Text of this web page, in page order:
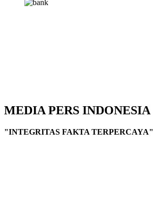
MEDIA PERS INDONESIA
"INTEGRITAS FAKTA TERPERCAYA"